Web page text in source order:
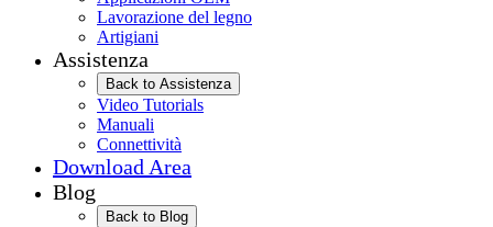
Lavorazione del legno
Artigiani
Assistenza
Back to Assistenza
Video Tutorials
Manuali
Connettività
Download Area
Blog
Back to Blog